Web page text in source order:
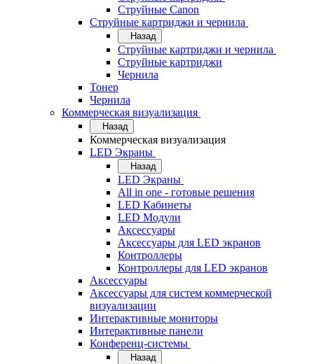
Струйные Canon
Струйные картриджи и чернила
Назад
Струйные картриджи и чернила
Струйные картриджи
Чернила
Тонер
Чернила
Коммерческая визуализация
Назад
Коммерческая визуализация
LED Экраны
Назад
LED Экраны
All in one - готовые решения
LED Кабинеты
LED Модули
Аксессуары
Аксессуары для LED экранов
Контроллеры
Контроллеры для LED экранов
Аксессуары
Аксессуары для систем коммерческой
визуализации
Интерактивные мониторы
Интерактивные панели
Конференц-системы
Назад